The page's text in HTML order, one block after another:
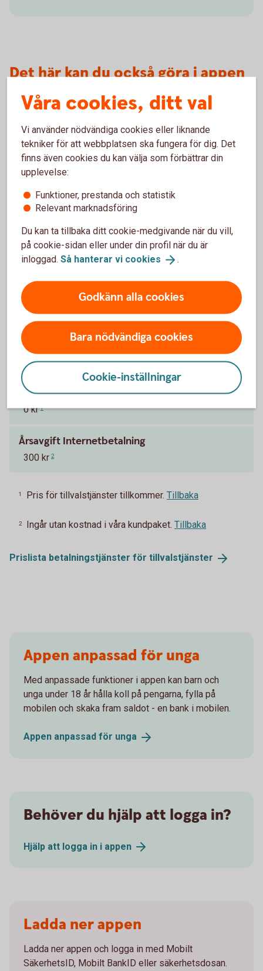
Det här kan du också göra i appen
Stäng ditt kort för internetköp
Skaffa Mobilt BankID
Skaffa Swish
Håll koll på dina barns tjänster
Få koll på dina abonnemang
Månadsspara i fonder
Stäng ditt kort tillfälligt
Pris för appen
Årsavgift
0 kr 1
Årsavgift Internetbetalning
300 kr 2
1 Pris för tillvalstjänster tillkommer. Tillbaka
2 Ingår utan kostnad i våra kundpaket. Tillbaka
Prislista betalningstjänster för tillvalstjänster
Appen anpassad för unga
Med anpassade funktioner i appen kan barn och
unga under 18 år hålla koll på pengarna, fylla på
mobilen och skaka fram saldot - en bank i mobilen.
Appen anpassad för unga
Behöver du hjälp att logga in?
Hjälp att logga in i appen
Ladda ner appen
Ladda ner appen och logga in med Mobilt
SäkerhetsID, Mobilt BankID eller säkerhetsdosan.
Våra cookies, ditt val
Vi använder nödvändiga cookies eller liknande
tekniker för att webbplatsen ska fungera för dig. Det
finns även cookies du kan välja som förbättrar din
upplevelse:
Funktioner, prestanda och statistik
Relevant marknadsföring
Du kan ta tillbaka ditt cookie-medgivande när du vill,
på cookie-sidan eller under din profil när du är
inloggad. Så hanterar vi cookies .
Godkänn alla cookies
Bara nödvändiga cookies
Cookie-inställningar